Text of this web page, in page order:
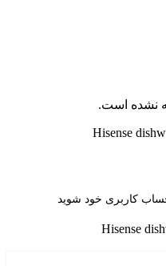
نشده است.
Hisense
کاربری خود شوید
Hisense